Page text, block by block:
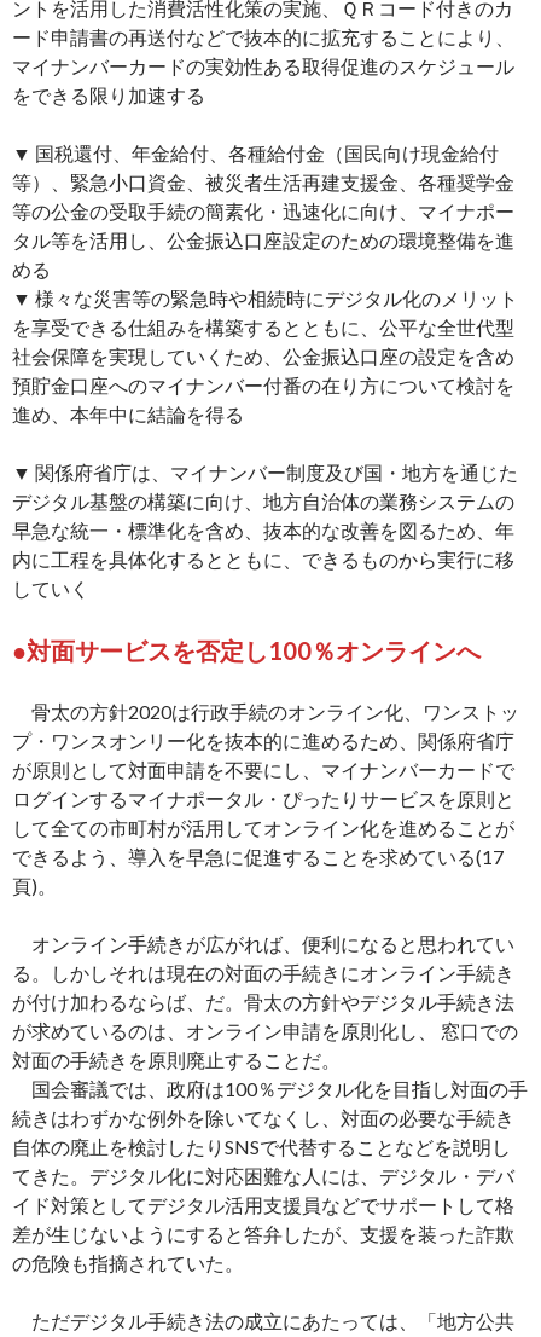
ントを活用した消費活性化策の実施、ＱＲコード付きのカ
ード申請書の再送付などで抜本的に拡充することにより、
マイナンバーカードの実効性ある取得促進のスケジュール
をできる限り加速する
▼ 国税還付、年金給付、各種給付金（国民向け現金給付
等）、緊急小口資金、被災者生活再建支援金、各種奨学金
等の公金の受取手続の簡素化・迅速化に向け、マイナポー
タル等を活用し、公金振込口座設定のための環境整備を進
める
▼ 様々な災害等の緊急時や相続時にデジタル化のメリット
を享受できる仕組みを構築するとともに、公平な全世代型
社会保障を実現していくため、公金振込口座の設定を含め
預貯金口座へのマイナンバー付番の在り方について検討を
進め、本年中に結論を得る
▼ 関係府省庁は、マイナンバー制度及び国・地方を通じた
デジタル基盤の構築に向け、地方自治体の業務システムの
早急な統一・標準化を含め、抜本的な改善を図るため、年
内に工程を具体化するとともに、できるものから実行に移
していく
●対面サービスを否定し100％オンラインへ
骨太の方針2020は行政手続のオンライン化、ワンストッ
プ・ワンスオンリー化を抜本的に進めるため、関係府省庁
が原則として対面申請を不要にし、マイナンバーカードで
ログインするマイナポータル・ぴったりサービスを原則と
して全ての市町村が活用してオンライン化を進めることが
できるよう、導入を早急に促進することを求めている(17
頁)。
オンライン手続きが広がれば、便利になると思われてい
る。しかしそれは現在の対面の手続きにオンライン手続き
が付け加わるならば、だ。骨太の方針やデジタル手続き法
が求めているのは、オンライン申請を原則化し、 窓口での
対面の手続きを原則廃止することだ。
国会審議では、政府は100％デジタル化を目指し対面の手
続きはわずかな例外を除いてなくし、対面の必要な手続き
自体の廃止を検討したりSNSで代替することなどを説明し
てきた。デジタル化に対応困難な人には、デジタル・デバ
イド対策としてデジタル活用支援員などでサポートして格
差が生じないようにすると答弁したが、支援を装った詐欺
の危険も指摘されていた。
ただデジタル手続き法の成立にあたっては、「地方公共